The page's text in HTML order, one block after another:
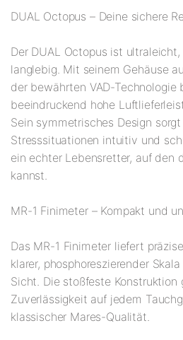
DUAL Octopus – Deine sichere
Der DUAL Octopus ist
langlebig. Mit seinem Gehäuse
der bewährten VAD-Technologie
beeindruckend hohe
Sein symmetrisches Design
Stresssituationen intuitiv und
ein echter Lebensretter, auf den
kannst.
MR-1 Finimeter – Kompakt und
Das MR-1 Finimeter liefert
klarer, phosphoreszierender
Sicht. Die stoßfeste Konstruktion
Zuverlässigkeit auf jedem
klassischer Mares-Qualität.